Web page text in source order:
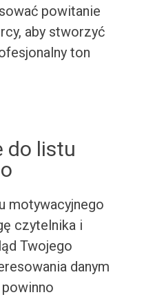
powitanie
aby stworzyć
ton
do listu
motywacyjnego
czytelnika i
Twojego
danym